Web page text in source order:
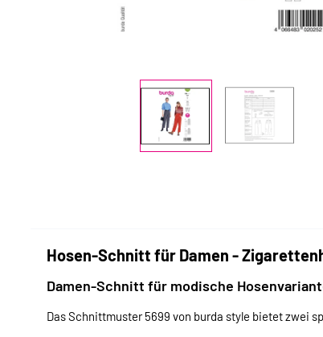
Hosen-Schnitt für Damen -
Damen-Schnitt für modische
Das Schnittmuster 5699 von burda style bietet zwei